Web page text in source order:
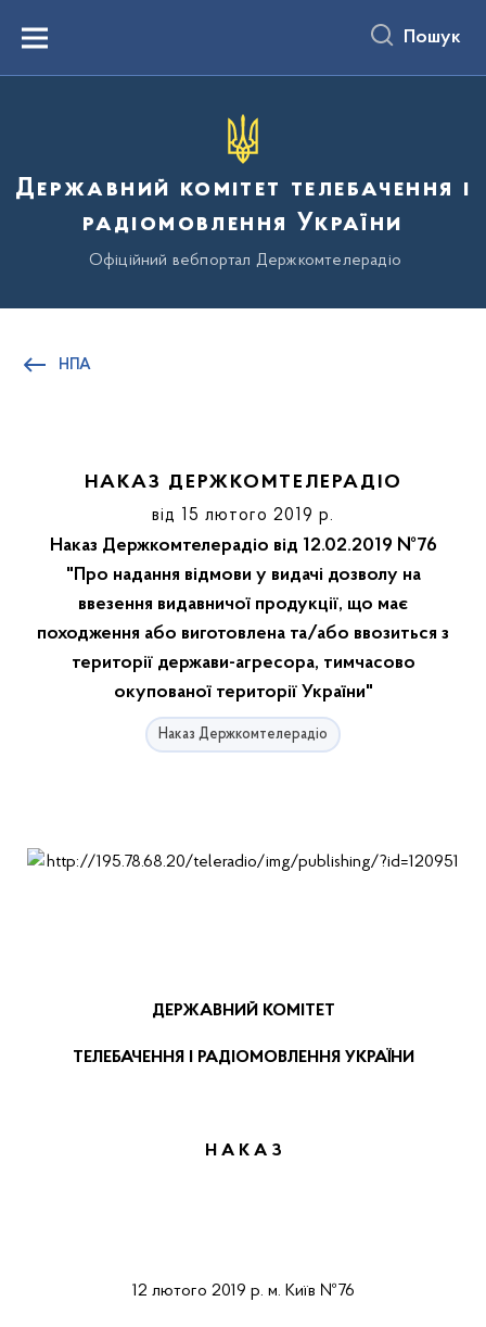
вмістуMenu Пошук
Державний комітет телебачення і
радіомовлення України
Офіційний вебпортал Держкомтелерадіо
НПА
НАКАЗ ДЕРЖКОМТЕЛЕРАДІО
від 15 лютого 2019 р.
Наказ Держкомтелерадіо від 12.02.2019 №76
"Про надання відмови у видачі дозволу на
ввезення видавничої продукції, що має
походження або виготовлена та/або ввозиться з
території держави-агресора, тимчасово
окупованої території України"
Наказ Держкомтелерадіо
ДЕРЖАВНИЙ КОМІТЕТ
ТЕЛЕБАЧЕННЯ І РАДІОМОВЛЕННЯ УКРАЇНИ
Н А К А З
12 лютого 2019 р. м. Київ №76